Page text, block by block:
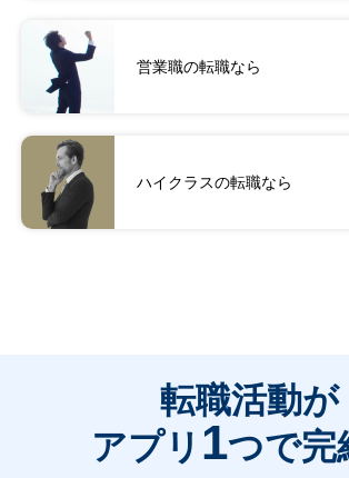
営業職の転職なら
ハイクラスの転職なら
転職活動が
アプリ 1つで完